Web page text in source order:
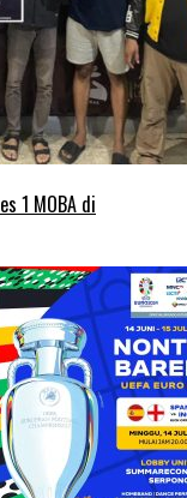
1 MOBA di